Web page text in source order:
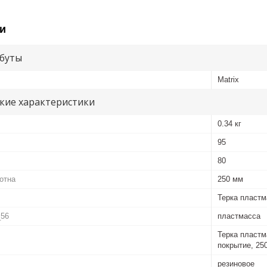
Matrix
характеристики
0.34 кг
95
80
250 мм
Терка
пластмасса
Терка
покрытие,
резиновое